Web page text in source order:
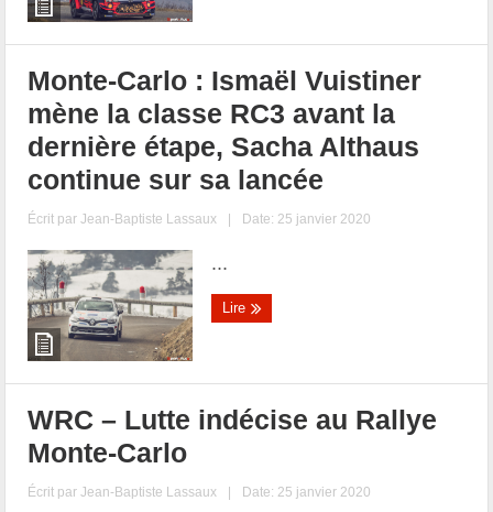
Monte-Carlo : Ismaël Vuistiner
mène la classe RC3 avant la
dernière étape, Sacha Althaus
continue sur sa lancée
Écrit parJean-Baptiste Lassaux | Date: 25 janvier 2020
...
Lire
WRC – Lutte indécise au Rallye
Monte-Carlo
Écrit parJean-Baptiste Lassaux | Date: 25 janvier 2020